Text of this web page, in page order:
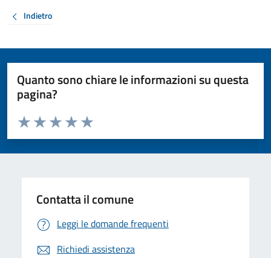
Indietro
Quanto sono chiare le informazioni su questa
pagina?
Valuta da 1 a 5 stelle la pagina
Valuta 5 stelle su 5
Valuta 4 stelle su 5
Valuta 3 stelle su 5
Valuta 2 stelle su 5
Valuta 1 stelle su 5
Contatta il comune
Leggi le domande frequenti
Richiedi assistenza